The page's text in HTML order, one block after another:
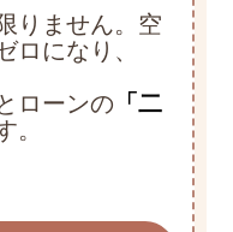
りません。空
ロになり、
ローンの 「二
。